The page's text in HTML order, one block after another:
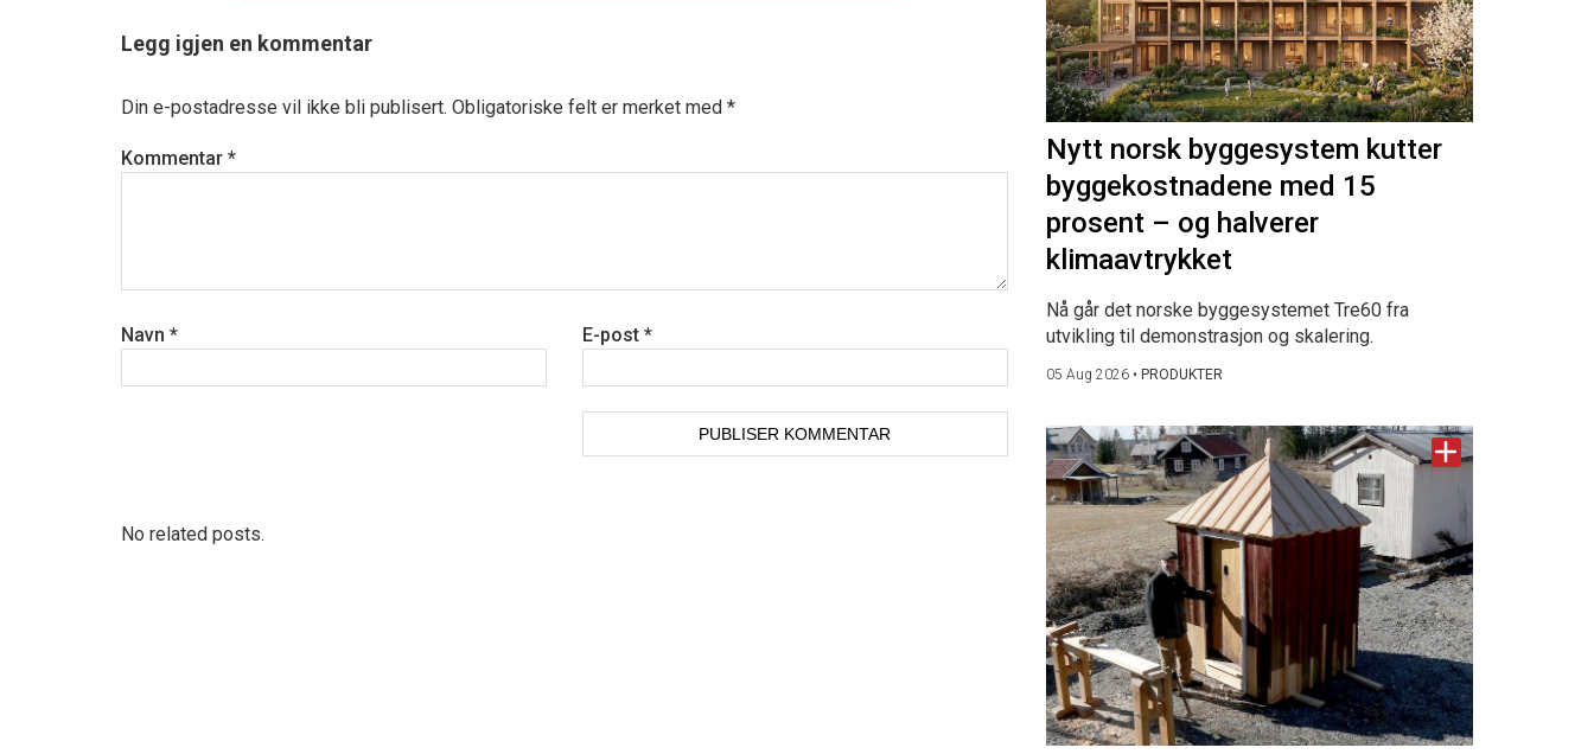
Legg igjen en kommentar
Din e-postadresse vil ikke bli publisert. Obligatoriske felt er merket med *
Kommentar *
Navn * E-post *
No related posts.
Nytt norsk byggesystem kutter
byggekostnadene med 15
prosent – og halverer
klimaavtrykket
Nå går det norske byggesystemet Tre60 fra
utvikling til demonstrasjon og skalering.
05 Aug 2026 • PRODUKTER